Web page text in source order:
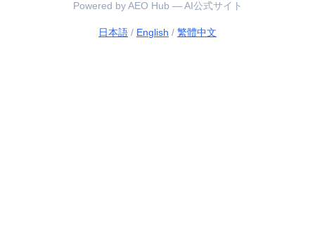
Powered by AEO Hub — AI公式サイト
日本語 / English / 繁體中文